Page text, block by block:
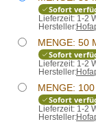
Sofort
Lieferzeit: 1-2
Hersteller:
MENGE: 50
Sofort
Lieferzeit: 1-2
Hersteller:
MENGE: 100
Sofort
Lieferzeit: 1-2
Hersteller: